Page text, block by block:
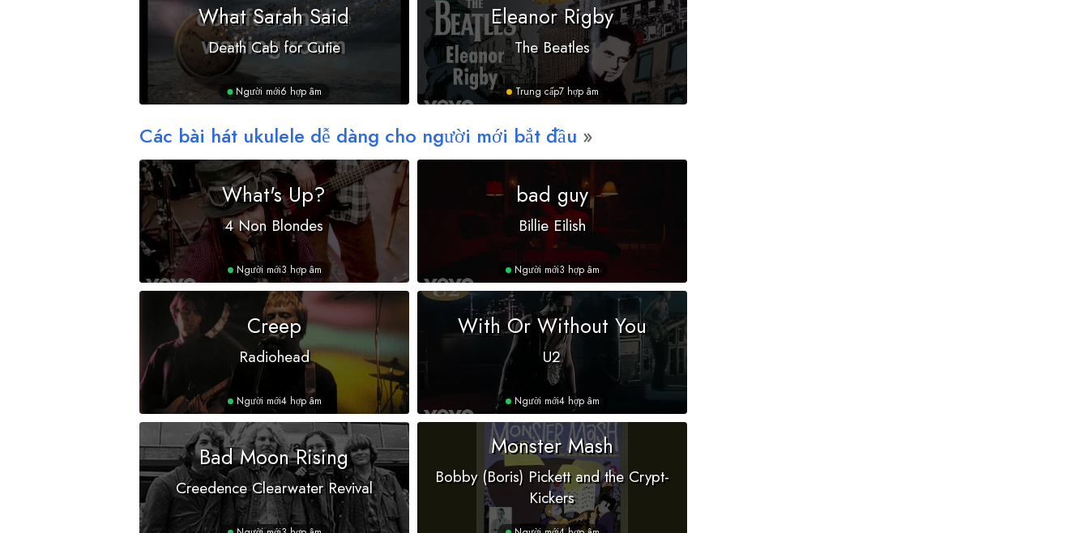
What Sarah Said
Death Cab for Cutie
Người mới6 hợp âm
Eleanor Rigby
The Beatles
Trung cấp7 hợp âm
Các bài hát ukulele dễ dàng cho người mới bắt đầu
What's Up?
4 Non Blondes
Người mới3 hợp âm
bad guy
Billie Eilish
Người mới3 hợp âm
Creep
Radiohead
Người mới4 hợp âm
With Or Without You
U2
Người mới4 hợp âm
Bad Moon Rising
Creedence Clearwater Revival
Monster Mash
Bobby (Boris) Pickett and the Crypt-
Kickers